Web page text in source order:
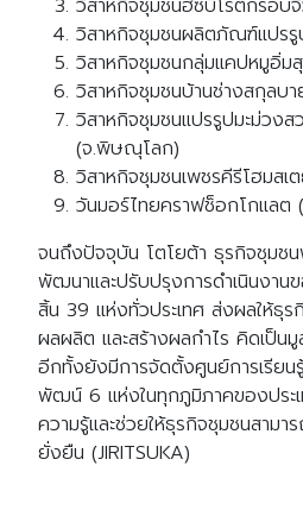
วิสาหกิจชุมชนผลิตภัณฑ์แปรรู
วิสาหกิจชุมชนกลุ่มแคปหมูอิ่ม
วิสาหกิจชุมชนบ้านช่างสกุลบา
วิสาหกิจชุมชนแปรรูปมะม่วง
(จ.พิษณุโลก)
วิสาหกิจชุมชนเพชรคีรีโฮมสเ
วันมอร์ไทยคราฟช็อกโกแลต
จนถึงปัจจุบัน โตโยต้า ธุรกิจชุมช
พัฒนาและปรับปรุงการดำเนินงาน
สิ้น 39 แห่งทั่วประเทศ ส่งผลให้ธุ
ผลผลิต และสร้างผลกำไร คิดเป็น
อีกทั้งยังมีการจัดตั้งศูนย์การเรียน
พัฒน์ 6 แห่งในทุกภูมิภาคของประ
ความรู้และช่วยให้ธุรกิจชุมชนสาม
ยั่งยืน (JIRITSUKA)